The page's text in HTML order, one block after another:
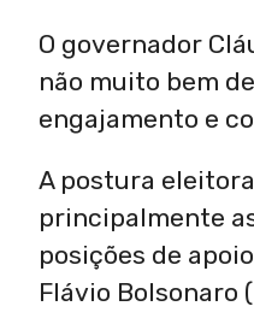
O governador
não muito bem
engajamento e
A postura
principalmente
posições de
Flávio Bolsonaro